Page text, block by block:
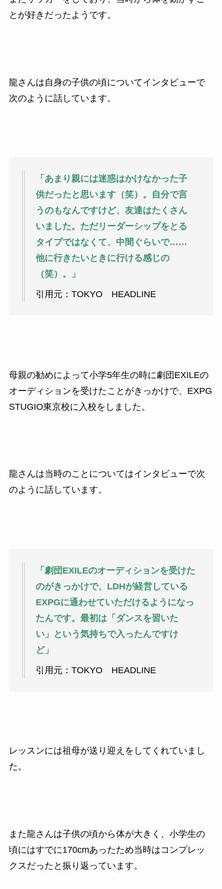
とが好きだったようです。
龍さんは自身の子供の頃についてインタビューで
次のように話しています。
「あまり親には迷惑はかけなかった子
供だったと思います（笑）。自分で言
うのもなんですけど、友達はたくさん
いました。ただリーダーシップをとる
タイプではなくて、中間ぐらいで……
他に行きたいときに行ける感じの
（笑）。」
引用元：TOKYO HEADLINE
母親の勧めによって小学5年生の時に劇団EXILEの
オーディションを受けたことがきっかけで、EXPG
STUGIO東京校に入校をしました。
龍さんは当時のことについてはインタビューで次
のように話しています。
「劇団EXILEのオーディションを受けた
のがきっかけで、LDHが経営している
EXPGに通わせていただけるようになっ
たんです。最初は「ダンスを習いた
い」という気持ちで入ったんですけ
ど」
引用元：TOKYO HEADLINE
レッスンには祖母が送り迎えをしてくれていまし
た。
また龍さんは子供の頃から体が大きく、小学生の
頃にはすでに170cmあったため当時はコンプレッ
クスだったと振り返っています。